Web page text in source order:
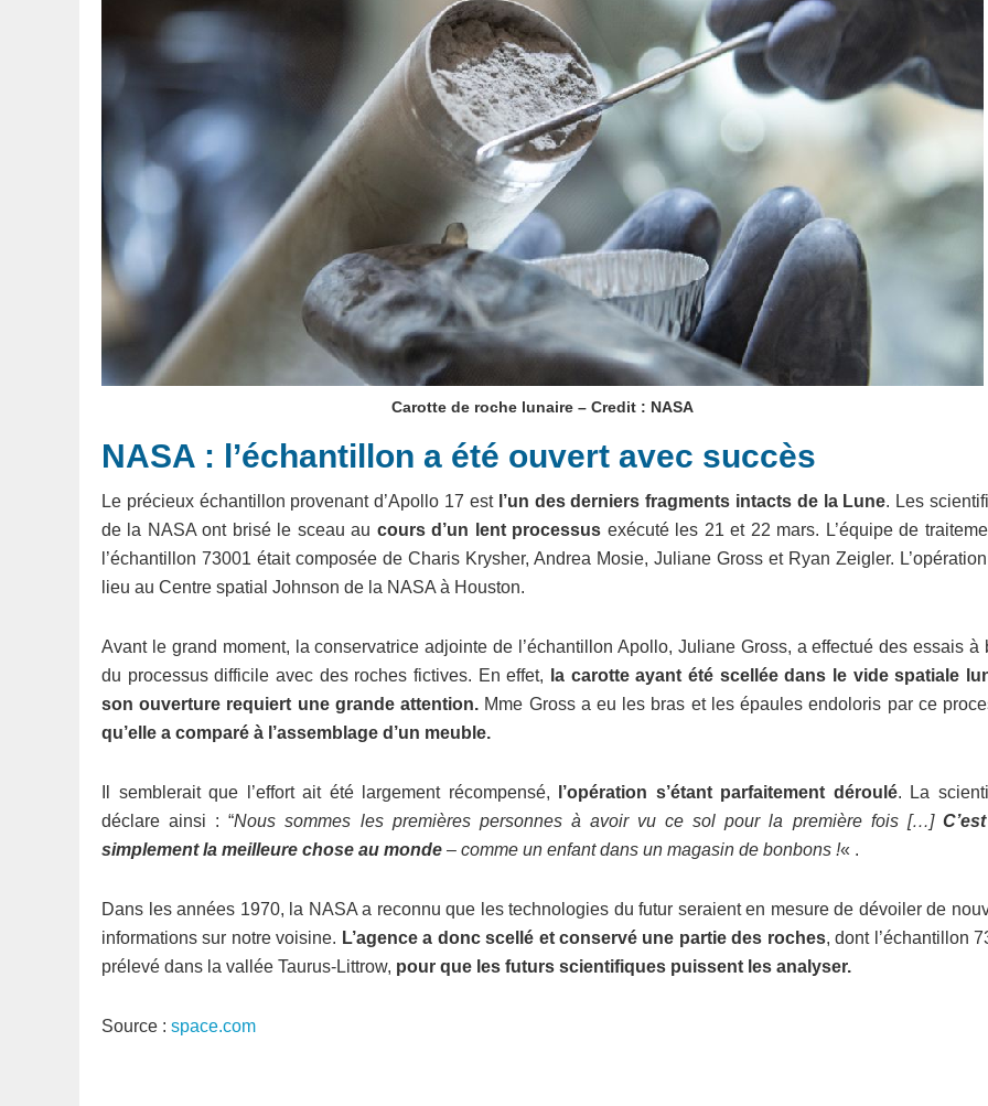
Carotte de roche lunaire – Credit : NASA
NASA : l’échantillon a été ouvert avec succès
Le précieux échantillon provenant d’Apollo 17 estl’un des derniers fragments intacts de la Lune. Les
de la NASA ont brisé le sceau au cours d’un lent processus exécuté les 21 et 22 mars. L’équipe de
l’échantillon 73001 était composée de Charis Krysher, Andrea Mosie, Juliane Gross et Ryan Zeigler.
lieu au Centre spatial Johnson de la NASA à Houston.
Avant le grand moment, la conservatrice adjointe de l’échantillon Apollo, Juliane Gross, a effectué des essais à
du processus difficile avec des roches fictives. En effet,
la carotte ayant été scellée dans le vide spatiale
son ouverture requiert une grande attention. Mme Gross a eu les bras et les épaules endoloris par ce
qu’elle a comparé à l’assemblage d’un meuble.
Il semblerait que l’effort ait été largement récompensé, l’opération s’étant parfaitement déroulé. La
déclare ainsi : “Nous sommes les premières personnes à avoir vu ce sol pour la première fois […]
simplement la meilleure chose au monde – comme un enfant dans un magasin de bonbons !« .
Dans les années 1970, la NASA a reconnu que les technologies du futur seraient en mesure de dévoiler de
informations sur notre voisine. L’agence a donc scellé et conservé une partie des roches, dont l’échantillon
prélevé dans la vallée Taurus-Littrow, pour que les futurs scientifiques puissent les analyser.
Source : space.com